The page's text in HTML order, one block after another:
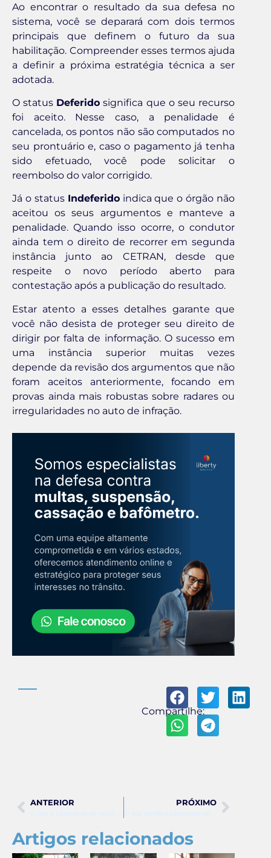
Ao encontrar o resultado da sua defesa no
sistema, você se deparará com dois termos
principais que definem o futuro da sua
habilitação. Compreender esses termos ajuda
a definir a próxima estratégia técnica a ser
adotada.
O status Deferido significa que o seu recurso
foi aceito. Nesse caso, a penalidade é
cancelada, os pontos não são computados no
seu prontuário e, caso o pagamento já tenha
sido efetuado, você pode solicitar o
reembolso do valor corrigido.
Já o status Indeferidoindica que o órgão não
aceitou os seus argumentos e manteve a
penalidade. Quando isso ocorre, o condutor
ainda tem o direito de recorrer em segunda
instância junto ao CETRAN, desde que
respeite o novo período aberto para
contestação após a publicação do resultado.
Estar atento a esses detalhes garante que
você não desista de proteger seu direito de
dirigir por falta de informação. O sucesso em
uma instância superior muitas vezes
depende da revisão dos argumentos que não
foram aceitos anteriormente, focando em
provas ainda mais robustas sobre radares ou
irregularidades no auto de infração.
Compartilhe:
ANTERIOR PRÓXIMO
Artigos relacionados